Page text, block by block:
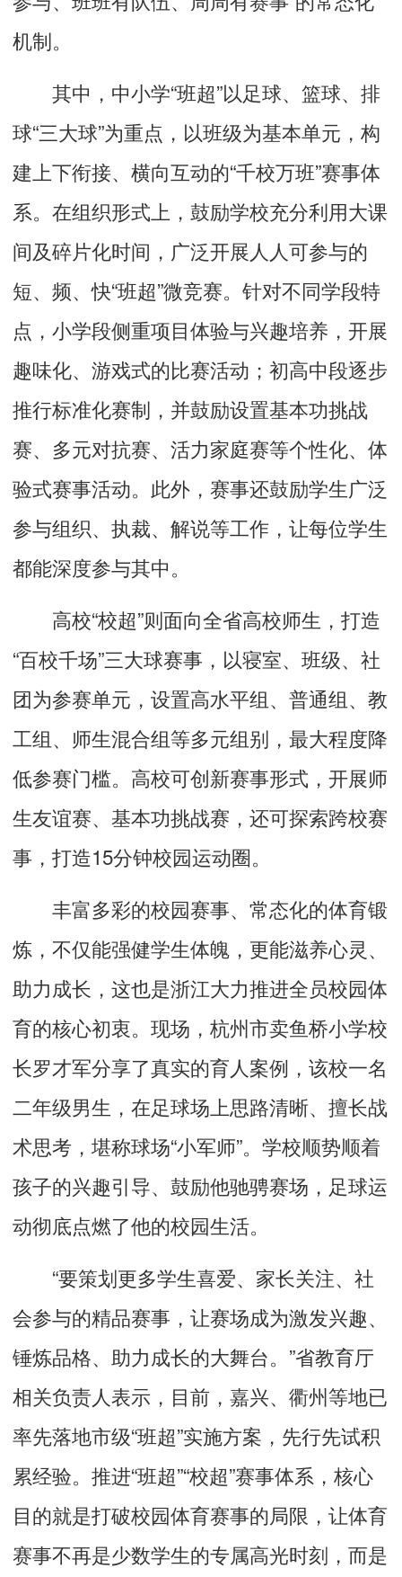
机制。
其中，中小学“班超”以足球、篮球、排
球“三大球”为重点，以班级为基本单元，构
建上下衔接、横向互动的“千校万班”赛事体
系。在组织形式上，鼓励学校充分利用大课
间及碎片化时间，广泛开展人人可参与的
短、频、快“班超”微竞赛。针对不同学段特
点，小学段侧重项目体验与兴趣培养，开展
趣味化、游戏式的比赛活动；初高中段逐步
推行标准化赛制，并鼓励设置基本功挑战
赛、多元对抗赛、活力家庭赛等个性化、体
验式赛事活动。此外，赛事还鼓励学生广泛
参与组织、执裁、解说等工作，让每位学生
都能深度参与其中。
高校“校超”则面向全省高校师生，打造
“百校千场”三大球赛事，以寝室、班级、社
团为参赛单元，设置高水平组、普通组、教
工组、师生混合组等多元组别，最大程度降
低参赛门槛。高校可创新赛事形式，开展师
生友谊赛、基本功挑战赛，还可探索跨校赛
事，打造15分钟校园运动圈。
丰富多彩的校园赛事、常态化的体育锻
炼，不仅能强健学生体魄，更能滋养心灵、
助力成长，这也是浙江大力推进全员校园体
育的核心初衷。现场，杭州市卖鱼桥小学校
长罗才军分享了真实的育人案例，该校一名
二年级男生，在足球场上思路清晰、擅长战
术思考，堪称球场“小军师”。学校顺势顺着
孩子的兴趣引导、鼓励他驰骋赛场，足球运
动彻底点燃了他的校园生活。
“要策划更多学生喜爱、家长关注、社
会参与的精品赛事，让赛场成为激发兴趣、
锤炼品格、助力成长的大舞台。”省教育厅
相关负责人表示，目前，嘉兴、衢州等地已
率先落地市级“班超”实施方案，先行先试积
累经验。推进“班超”“校超”赛事体系，核心
目的就是打破校园体育赛事的局限，让体育
赛事不再是少数学生的专属高光时刻，而是